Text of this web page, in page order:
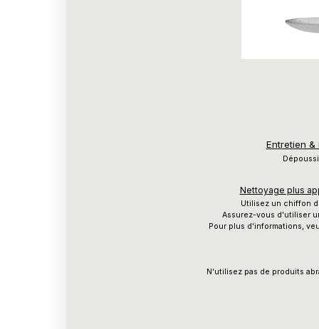
Entretien
Nettoyage plus
Utilisez un chiffon
Assurez-vous d'utiliser
Pour plus d'informations,
N'utilisez pas de produits